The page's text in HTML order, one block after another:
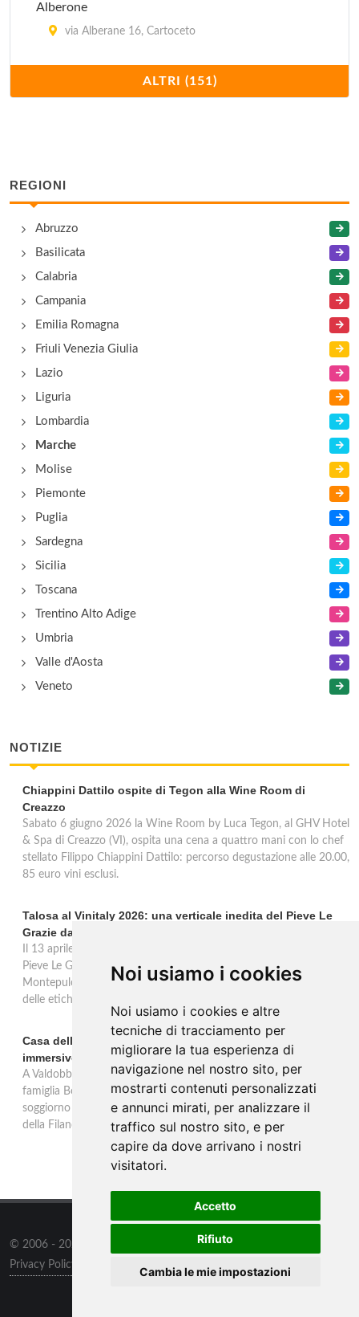
Noi usiamo i cookies
Noi usiamo i cookies e altre
tecniche di tracciamento per
migliorare la tua esperienza di
navigazione nel nostro sito, per
mostrarti contenuti personalizzati
e annunci mirati, per analizzare il
traffico sul nostro sito, e per
capire da dove arrivano i nostri
visitatori.
Accetto
Rifiuto
Cambia le mie impostazioni
Alberone
via Alberane 16, Cartoceto
via Strada Panoramica Ardizio 101, Pesaro
Alla Trattoria
via Marrone 1, Montelabbate
Amabile
via Giacomo Leopardi 2, Frontone
Antica Osteria La Guercia
ALTRI (151)
REGIONI
Abruzzo
Basilicata
Calabria
Campania
Emilia Romagna
Friuli Venezia Giulia
Lazio
Liguria
Lombardia
Marche
Molise
Piemonte
Puglia
Sardegna
Sicilia
Toscana
Trentino Alto Adige
Umbria
Valle d'Aosta
Veneto
NOTIZIE
Chiappini Dattilo ospite di Tegon alla Wine Room di
Creazzo
Sabato 6 giugno 2026 la Wine Room by Luca Tegon, al GHV Hotel
& Spa di Creazzo (VI), ospita una cena a quattro mani con lo chef
stellato Filippo Chiappini Dattilo: percorso degustazione alle 20.00,
85 euro vini esclusi.
Talosa al Vinitaly 2026: una verticale inedita del Pieve Le
Grazie dal 2016 al 2020
Il 13 aprile 2026 al Vinitaly, Talosa presenta la verticale inedita del
Pieve Le Grazie: cinque annate dal 2016 al 2020 del Nobile di
Montepulciano a 95 punti Vinous, per ripercorrere la genesi di una
delle etichette iconiche di Montepulciano.
Casa dell'Artista: a Valdobbiadene apre il soggiorno
immersivo tra arte e vino di Bortolomiol
A Valdobbiadene, nel cuore delle colline Patrimonio Unesco, la
famiglia Bortolomiol apre al pubblico la Casa dell'Artista: un
soggiorno immersivo tra arte, natura e vino all'interno del Parco
della Filandetta Art and Wine Farm.
© 2006 - 2026
all rights reserved.
Privacy Policy
Preferenze sui Cookies